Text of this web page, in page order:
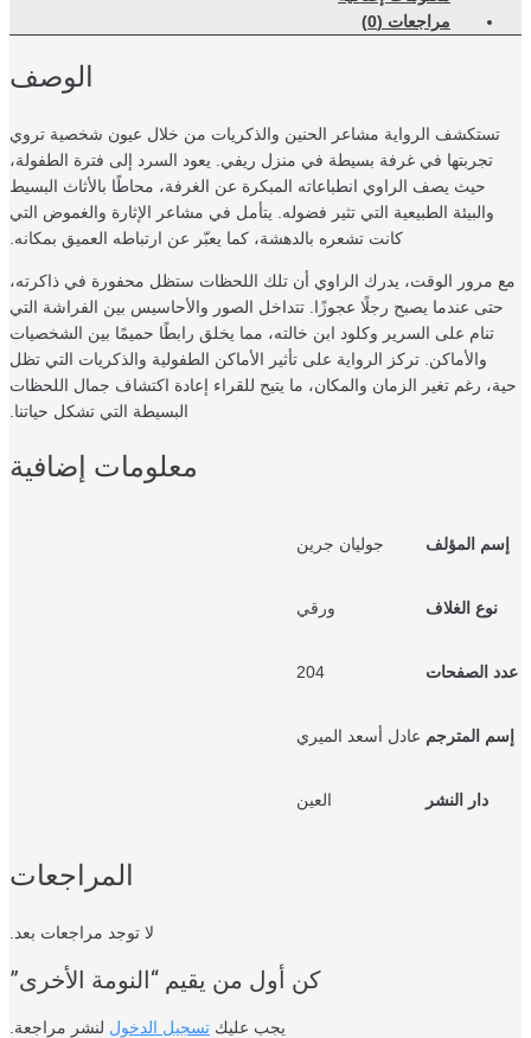
مراجعات (0)
الوصف
تستكشف الرواية مشاعر الحنين والذكريات من خلال عيون شخصية تروي
تجربتها في غرفة بسيطة في منزل ريفي. يعود السرد إلى فترة الطفولة،
حيث يصف الراوي انطباعاته المبكرة عن الغرفة، محاطًا بالأثاث البسيط
والبيئة الطبيعية التي تثير فضوله. يتأمل في مشاعر الإثارة والغموض التي
كانت تشعره بالدهشة، كما يعبّر عن ارتباطه العميق بمكانه.
مرور الوقت، يدرك الراوي أن تلك اللحظات ستظل محفورة في ذاكرته،
حتى عندما يصبح رجلًا عجوزًا. تتداخل الصور والأحاسيس بين الفراشة التي
تنام على السرير وكلود ابن خالته، مما يخلق رابطًا حميمًا بين الشخصيات
والأماكن. تركز الرواية على تأثير الأماكن الطفولية والذكريات التي تظل
رغم تغير الزمان والمكان، ما يتيح للقراء إعادة اكتشاف جمال اللحظات
البسيطة التي تشكل حياتنا.
معلومات إضافية
المؤلف جوليان جرين
نوع الغلاف ورقي
الصفحات
المترجم عادل أسعد الميري
دار النشر العين
المراجعات
لا توجد مراجعات بعد.
كن أول من يقيم “النومة الأخرى”
يجب عليكتسجيل الدخوللنشر مراجعة.